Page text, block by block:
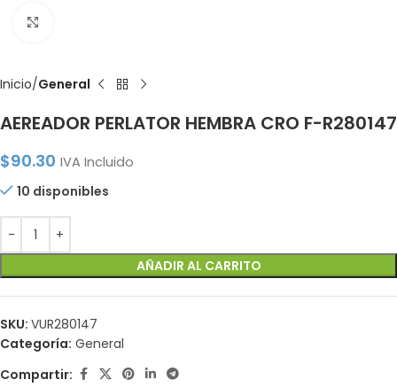
Inicio General
AEREADOR PERLATOR HEMBRA CRO F-R280147
$90.30 IVA Incluido
10 disponibles
AÑADIR AL CARRITO
SKU: VUR280147
Categoría: General
Compartir: